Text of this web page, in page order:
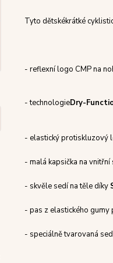
Tyto dětskékrátké
- reflexní logo CMP na
-technologieDry-
- elastický protiskluzový
- malá kapsička na vnitřní
- skvěle sedí na těle díky
- pas z elastického
- speciálně tvarovaná